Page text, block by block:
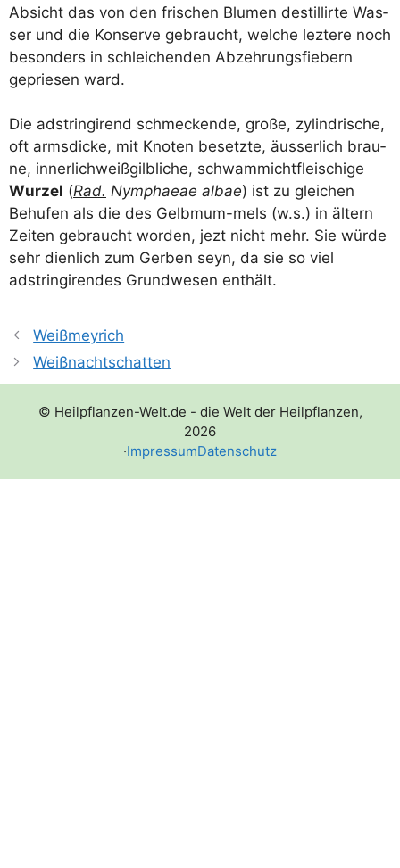
Absicht das von den fri­schen Blu­men destil­lir­te Was­
ser und die Kon­ser­ve gebraucht, wel­che lez­te­re noch
beson­ders in schlei­chen­den Abzeh­rungs­fie­bern
geprie­sen ward.
Die adstrin­gi­rend schme­cken­de, gro­ße, zylin­dri­sche,
oft arms­di­cke, mit Kno­ten besetz­te, äus­ser­lich brau­
ne, inner­lich­weiß­gilb­li­che, schwam­mi­cht­flei­schi­ge
Wur­zel (Rad. Nymphaeae albae) ist zu glei­chen
Behu­fen als die des Gelb­mum-mels (w.s.) in ältern
Zei­ten gebraucht wor­den, jezt nicht mehr. Sie wür­de
sehr dien­lich zum Ger­ben seyn, da sie so viel
adstrin­gi­ren­des Grund­we­sen enthält.
Weißmeyrich
Weißnachtschatten
© Heilpflanzen-Welt.de - die Welt der Heilpflanzen,
2026
·ImpressumDatenschutz